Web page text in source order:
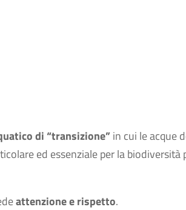
di “transizione”in cui le acque
ed essenziale per la biodiversità
attenzione e rispetto.